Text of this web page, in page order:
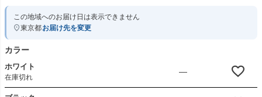
この地域へのお届け日は表示できません
東京都お届け先を変更
カラー
ホワイト
在庫切れ
—